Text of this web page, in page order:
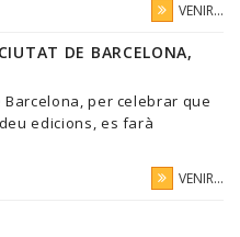
VENIR...
DE BARCELONA,
per celebrar que
edicions, es farà
VENIR...